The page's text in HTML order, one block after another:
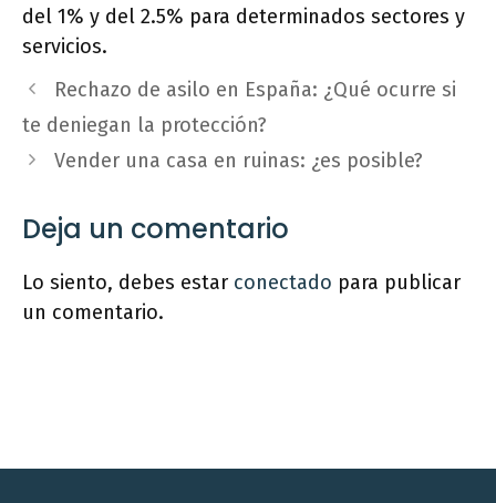
del 1% y del 2.5% para determinados sectores y
servicios.
Rechazo de asilo en España: ¿Qué ocurre si
te deniegan la protección?
Vender una casa en ruinas: ¿es posible?
Deja un comentario
Lo siento, debes estar conectado para publicar
un comentario.